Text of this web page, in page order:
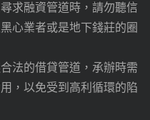
求融資管道時，請勿聽信
心業者或是地下錢莊的圈
法的借貸管道，承辦時需
，以免受到高利循環的陷